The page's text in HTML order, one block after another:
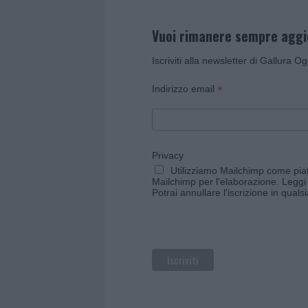
Vuoi rimanere sempre
Iscriviti alla newsletter di Gallura
Indirizzo email *
Privacy
Utilizziamo Mailchimp come
Mailchimp per l'elaborazione.
Potrai annullare l'iscrizione in